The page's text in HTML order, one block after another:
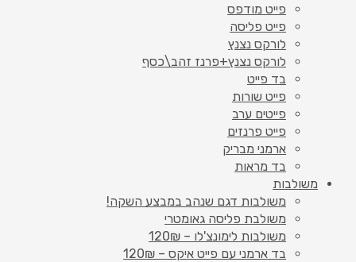
פייט מודפס
פייט פליסה
לורקס נצנץ
לורקס נצנץ+פרנז זהב\כסף
בד פייט
פייט שורות
פייטים ערב
פייט פרנזים
ארמני מבריק
בד מראות
משולבות
משולבות דגם שנהב במבצע השקה!
משולבת פליסה גאומטרי
משולבות לימונצ'לו – 120₪
בד ארמני עם פייט איקס – 120₪